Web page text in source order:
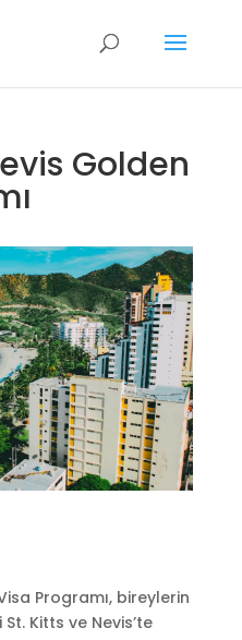
Golden
Programı, bireylerin
Kitts ve Nevis’te